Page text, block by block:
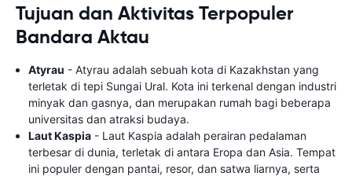
Tujuan dan Aktivitas Terpopuler
Bandara Aktau
Atyrau - Atyrau adalah sebuah kota di Kazakhstan yang
terletak di tepi Sungai Ural. Kota ini terkenal dengan industri
minyak dan gasnya, dan merupakan rumah bagi beberapa
universitas dan atraksi budaya.
Laut Kaspia - Laut Kaspia adalah perairan pedalaman
terbesar di dunia, terletak di antara Eropa dan Asia. Tempat
ini populer dengan pantai, resor, dan satwa liarnya, serta